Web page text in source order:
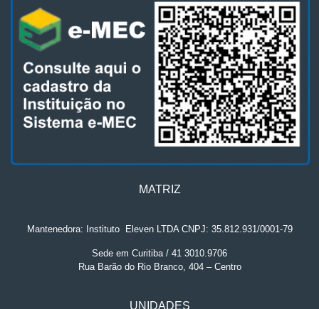
MATRIZ
Mantenedora: Instituto. Eleven LTDA CNPJ: 35.812.931/0001-79
Sede em Curitiba / 41 3010.9706
Rua Barão do Rio Branco, 404 – Centro
UNIDADES